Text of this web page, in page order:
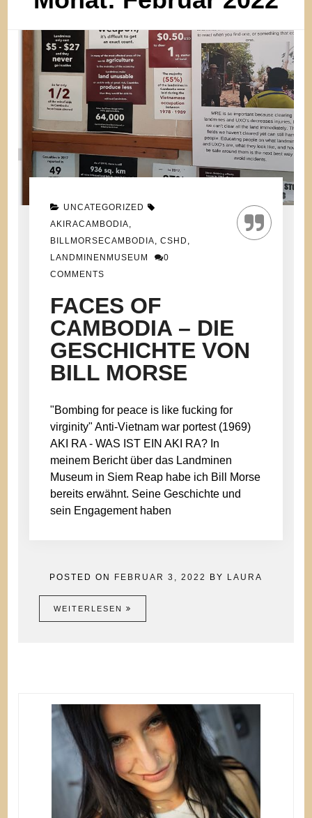
UNCATEGORIZED
AKIRACAMBODIA,
BILLMORSECAMBODIA,CSHD ,
LANDMINENMUSEUM
0
COMMENTS
FACES OF
CAMBODIA – DIE
GESCHICHTE VON
BILL MORSE
"Bombing for peace is like fucking for
virginity" Anti-Vietnam war portest (1969)
AKI RA - WAS IST EIN AKI RA? In
meinem Bericht über das Landminen
Museum in Siem Reap habe ich Bill Morse
bereits erwähnt. Seine Geschichte und
sein Engagement haben
POSTED ON FEBRUAR 3, 2022 BY LAURA
WEITERLESEN